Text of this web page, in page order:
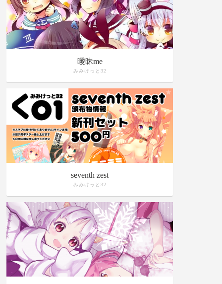
曖昧me
みみけっと32
seventh zest
みみけっと32